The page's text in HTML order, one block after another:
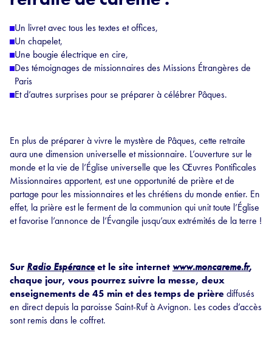
Un livret avec tous les textes et offices,
Un chapelet,
Une bougie électrique en cire,
Des témoignages de missionnaires des Missions Étrangères de
Paris
Et d’autres surprises pour se préparer à célébrer Pâques.
En plus de préparer à vivre le mystère de Pâques, cette retraite
aura une dimension universelle et missionnaire. L’ouverture sur le
monde et la vie de l’Église universelle que les Œuvres Pontificales
Missionnaires apportent, est une opportunité de prière et de
partage pour les missionnaires et les chrétiens du monde entier. En
effet, la prière est le ferment de la communion qui unit toute l’Église
et favorise l’annonce de l’Évangile jusqu’aux extrémités de la terre !
Sur Radio Espéranceet le site internet www.moncareme.fr,
chaque jour, vous pourrez suivre la messe, deux
enseignements de 45 min et des temps de prièrediffusés
en direct depuis la paroisse Saint-Ruf à Avignon. Les codes d’accès
sont remis dans le coffret.